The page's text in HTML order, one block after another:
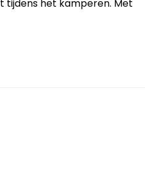
tijdens het kamperen. Met